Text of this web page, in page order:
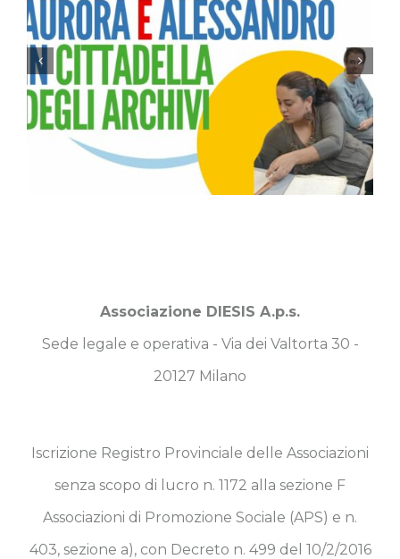
Associazione DIESIS A.p.s.
Sede legale e operativa - Via dei Valtorta 30 -
20127 Milano
Iscrizione Registro Provinciale delle Associazioni
senza scopo di lucro n. 1172 alla sezione F
Associazioni di Promozione Sociale (APS) e n.
403, sezione a), con Decreto n. 499 del 10/2/2016